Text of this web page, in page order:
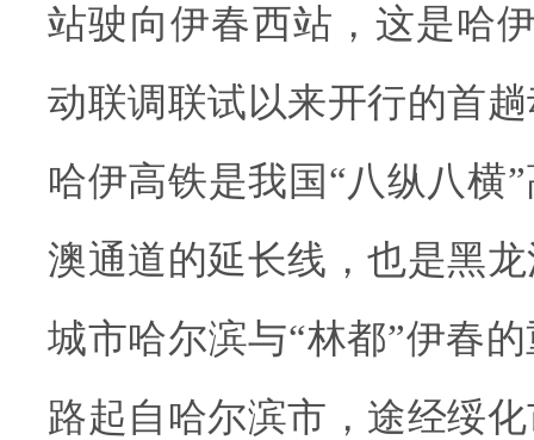
站驶向伊春西站，这是哈
动联调联试以来开行的首
哈伊高铁是我国“八纵八横
澳通道的延长线，也是黑
城市哈尔滨与“林都”伊春
路起自哈尔滨市，途经绥